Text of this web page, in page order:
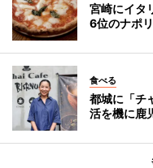
宮崎にイタ
6位のナポ
食べる
都城に「チ
活を機に鹿